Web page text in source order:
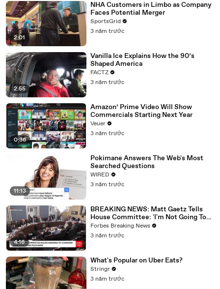
2:01
NHA Customers in Limbo as Company
Faces Potential Merger
SportsGrid
3 năm trước
2:55
Vanilla Ice Explains How the 90’s
Shaped America
FACTZ
3 năm trước
0:36
Amazon’ Prime Video Will Show
Commercials Starting Next Year
Veuer
3 năm trước
11:13
Pokimane Answers The Web's Most
Searched Questions
WIRED
3 năm trước
4:16
BREAKING NEWS: Matt Gaetz Tells
House Committee: 'I'm Not Going To
Vote For A Continuing Resolution'
Forbes Breaking News
3 năm trước
What's Popular on Uber Eats?
Stringr
3 năm trước